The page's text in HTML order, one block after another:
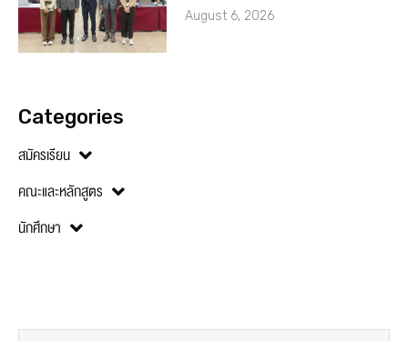
August 6, 2026
Categories
สมัครเรียน
คณะและหลักสูตร
นักศึกษา